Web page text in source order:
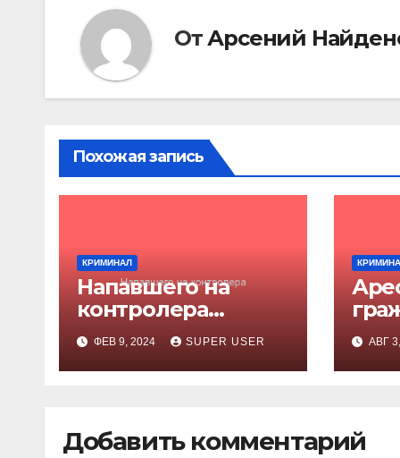
ОтАрсений
Похожая запись
КРИМИНАЛ
Напавшего на
контролера
оштрафовали
ФЕВ 9, 2024 SUPER USER АВГ
Добавить комментарий